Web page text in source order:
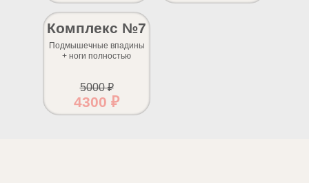
4300 ₽
5000 ₽
Подмышечные впадины
+ ноги полностью
Комплекс №7